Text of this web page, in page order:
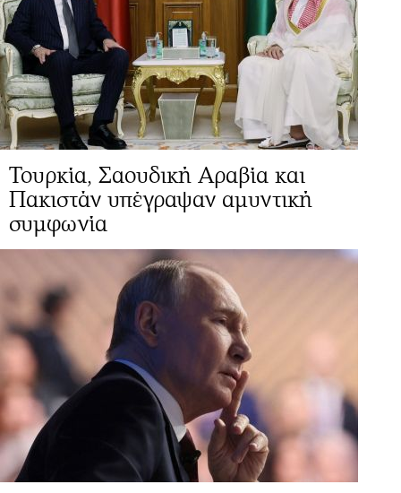
Τουρκία, Σαουδική Αραβία και
Πακιστάν υπέγραψαν αμυντική
συμφωνία